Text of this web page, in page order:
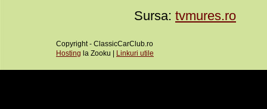
Sursa: tvmures.ro
Copyright - ClassicCarClub.ro
Hosting la Zooku | Linkuri utile